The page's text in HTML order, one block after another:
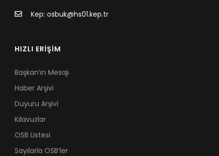
Kep: osbuk@hs01.kep.tr
HIZLI ERİŞİM
Başkan’ın Mesajı
Haber Arşivi
Duyuru Arşivi
Kılavuzlar
OSB Listesi
Sayılarla OSB’ler